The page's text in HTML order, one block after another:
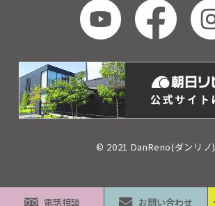
お問い合わせ
電話相談
© 2021 DanReno(ダンリノ)